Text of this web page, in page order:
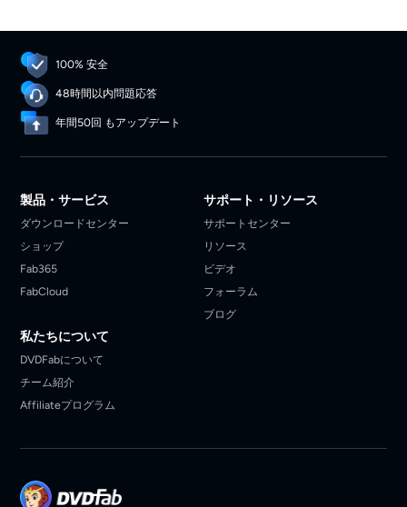
方までまとめました。
100% 安全
48時間以内問題応答
年間50回 もアップデート
製品・サービス
ダウンロードセンター
ショップ
Fab365
FabCloud
サポート・リソース
サポートセンター
リソース
ビデオ
フォーラム
ブログ
私たちについて
DVDFabについて
チーム紹介
Affiliateプログラム